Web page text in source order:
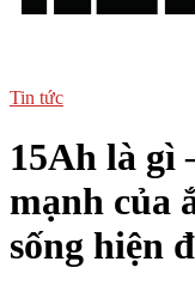
Tin tức
15Ah là gì
mạnh của
sống hiện